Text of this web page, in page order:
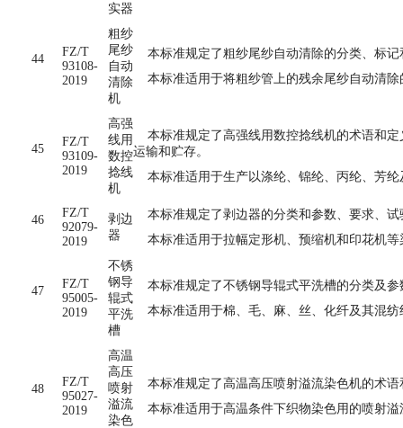
实器
44
FZ/T
93108-
2019
粗纱
尾纱
自动
清除
机
本标准规定了粗纱尾纱自动清除的分类、标
本标准适用于将粗纱管上的残余尾纱自动清除
45
FZ/T
93109-
2019
高强
线用
数控
捻线
机
本标准规定了高强线用数控捻线机的术语和定
运输和贮存。
本标准适用于生产以涤纶、锦纶、丙纶、芳
46
FZ/T
92079-
2019
剥边
器
本标准规定了剥边器的分类和参数、要求、
本标准适用于拉幅定形机、预缩机和印花机
47
FZ/T
95005-
2019
不锈
钢导
辊式
平洗
槽
本标准规定了不锈钢导辊式平洗槽的分类及
本标准适用于棉、毛、麻、丝、化纤及其混
48
FZ/T
95027-
2019
高温
高压
喷射
溢流
染色
本标准规定了高温高压喷射溢流染色机的术语
本标准适用于高温条件下织物染色用的喷射溢